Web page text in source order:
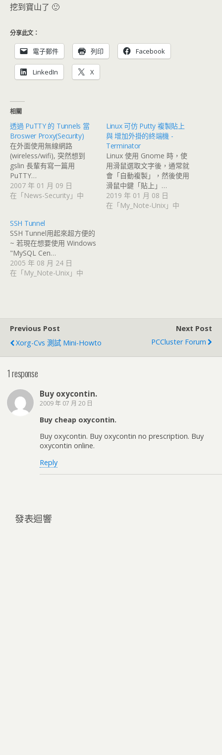
挖到寶山了 🙂
分享此文：
電子郵件 列印 Facebook
LinkedIn X
相關
透過 PuTTY 的 Tunnels 當
Broswer Proxy(Security)
在外面使用無線網路
(wireless/wifi), 突然想到
gslin 長輩有寫一篇用
PuTTY…
2007 年 01 月 09 日
在「News-Security」中
Linux 可仿 Putty 複製貼上
與 增加外掛的終端機 -
Terminator
Linux 使用 Gnome 時，使
用滑鼠選取文字後，通常就
會「自動複製」，然後使用
滑鼠中鍵「貼上」…
2019 年 01 月 08 日
在「My_Note-Unix」中
SSH Tunnel
SSH Tunnel用起來超方便的
~ 若現在想要使用 Windows
"MySQL Cen…
2005 年 08 月 24 日
在「My_Note-Unix」中
Previous Post
Xorg-Cvs 測試 Mini-Howto
Next Post
PCCluster Forum
1 response
Buy oxycontin.
2009 年 07 月 20 日
Buy cheap oxycontin.
Buy oxycontin. Buy oxycontin no prescription. Buy
oxycontin online.
Reply
發表迴響